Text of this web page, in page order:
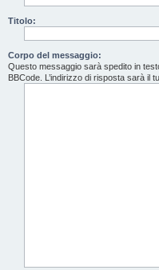
Titolo:
Corpo del messaggio:
Questo messaggio sarà spedito in
BBCode. L’indirizzo di risposta sarà il